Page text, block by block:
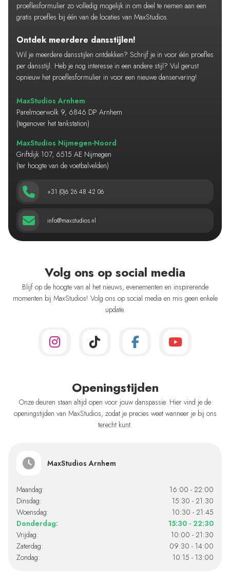
proeflesformulier zo volledig mogelijk in om deel te nemen aan een
gratis proefles bij één van de locaties van MaxStudios.
Ontdek meerdere dansstijlen!
Wil je meerdere dansstijlen ontdekken? Schrijf je in voor één proefles
per dansstijl. Heb je nog interesse in een andere stijl? Vul gerust
opnieuw het proeflesformulier in voor een nieuwe danservaring!
MaxStudios Arnhem
Parelmoerwolk 9, 6846 DP Arnhem
(tegenover het tankstation)
MaxStudios Nijmegen-Noord
Griftdijk 107, 6515 AE Nijmegen
(ter hoogte van de voetbalvelden)
+31 (0)6 26 48 42 06
info@maxstudios.nl
Volg ons op social media
Blijf op de hoogte van al het nieuws, evenementen en inspirerende
momenten bij MaxStudios! Volg ons op social media en mis geen enkele
update.
Openingstijden
Onze deuren staan altijd open voor jouw danspassie. Hier vind je de
openingstijden van MaxStudios, zodat je precies weet wanneer je bij ons
terecht kunt.
MaxStudios Arnhem
Maandag:
16:00 - 22:00
Dinsdag:
15:30 - 21:30
Woensdag:
10:30 - 21:45
Donderdag:
15:30 - 22:30
Vrijdag:
10:00 - 21:30
Zaterdag:
09:30 - 14:00
Zondag:
10:15 - 13:00